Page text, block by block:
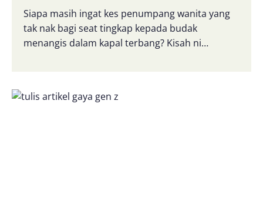
Siapa masih ingat kes penumpang wanita yang
tak nak bagi seat tingkap kepada budak
menangis dalam kapal terbang? Kisah ni…